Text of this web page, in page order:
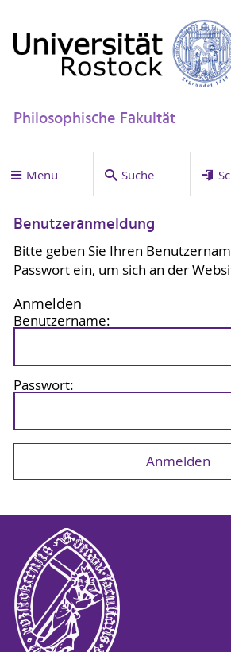
Philosophische Fakultät
Menü Suche
Benutzeranmeldung
Bitte geben Sie Ihren
Passwort ein, um sich an der
Anmelden
Benutzername:
Passwort: